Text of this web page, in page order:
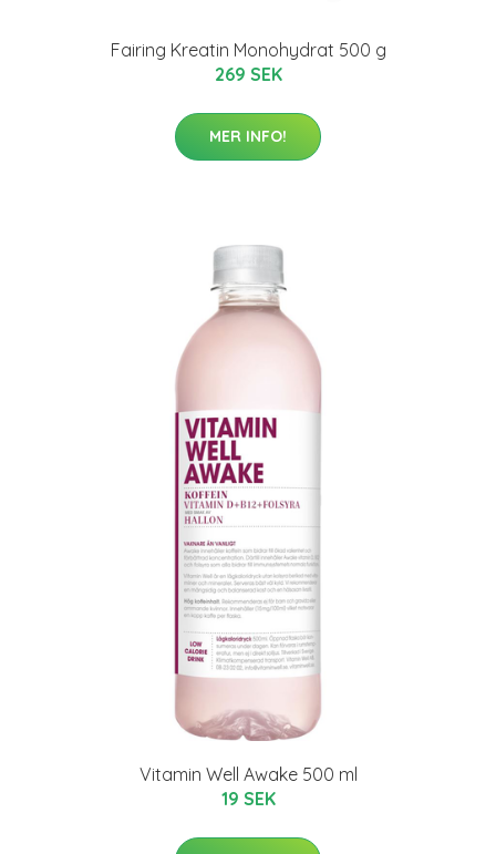
Fairing Kreatin Monohydrat 500 g
269 SEK
MER INFO!
Vitamin Well Awake 500 ml
19 SEK